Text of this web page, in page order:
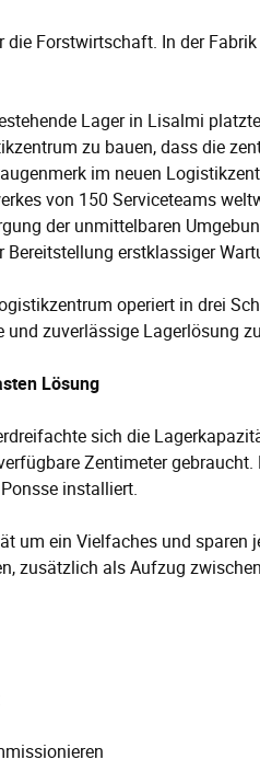
Forstwirtschaft. In der
Lager in Lisalmi
zu bauen, dass die
im neuen
von 150 Serviceteams
der unmittelbaren
Bereitstellung erstklassiger
operiert in drei
und zuverlässige Lagerlösung
Lösung
sich die
Zentimeter
installiert.
um ein Vielfaches und sparen
zusätzlich als Aufzug zwischen